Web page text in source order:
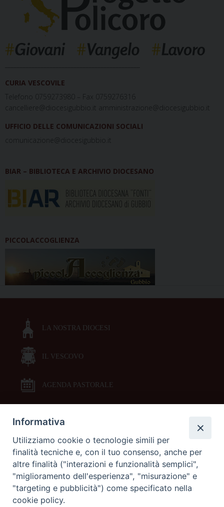
CURIA VESCOVILE
Telefono 0759273980 – Fax 0759276316
cancelliere@diocesigubbio.it amministrazione@diocesigubbio.it
UFFICIO DELLE COMUNICAZIONI SOCIALI
comunicazione@diocesigubbio.it
BIAR – BIBLIOTECA E ARCHIVIO DIOCESANO
PICCOLACCOGLIENZA
LA NOSTRA DIOCESI
IL VESCOVO
AGENDA PASTORALE
DOCUMENTI PASTORALI
ORARI MESSE
LITURGIA DELLE ORE
Informativa
Utilizziamo cookie o tecnologie simili per
finalità tecniche e, con il tuo consenso, anche per
altre finalità ("interazioni e funzionalità semplici",
"miglioramento dell'esperienza", "misurazione" e
"targeting e pubblicità") come specificato nella
cookie policy.